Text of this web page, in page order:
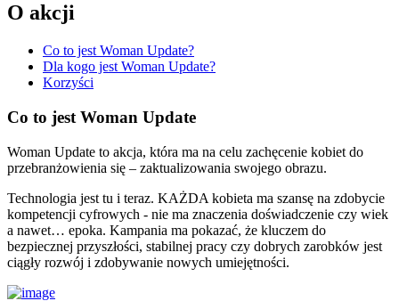
O akcji
Co to jest Woman Update?
Dla kogo jest Woman Update?
Korzyści
Co to jest Woman Update
Woman Update to akcja, która ma na celu zachęcenie kobiet do
przebranżowienia się – zaktualizowania swojego obrazu.
Technologia jest tu i teraz. KAŻDA kobieta ma szansę na zdobycie
kompetencji cyfrowych - nie ma znaczenia doświadczenie czy wiek
a nawet… epoka. Kampania ma pokazać, że kluczem do
bezpiecznej przyszłości, stabilnej pracy czy dobrych zarobków jest
ciągły rozwój i zdobywanie nowych umiejętności.